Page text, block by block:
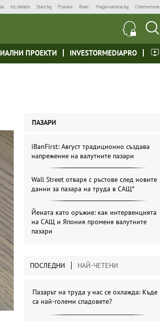
Az-deteto Start.bg Posoka Boec Megavselena.bg Chernomore
ПРОЕКТИ INVESTORMEDIAPRO
ПАЗАРИ
iBanFirst: Август традиционно създава
напрежение на валутните пазари
Wall Street отваря с ръстове след новите
данни за пазара на труда в САЩ*
Йената като оръжие: как интервенцията
на САЩ и Япония променя валутните
пазари
ПОСЛЕДНИ НАЙ-ЧЕТЕНИ
Пазарът на труда у нас се охлажда: Къде
са най-големи спадовете?